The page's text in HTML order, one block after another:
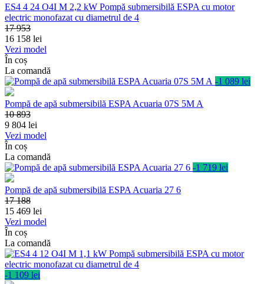
ES4 4 24 O4I M 2,2 kW Pompă submersibilă ESPA cu motor
electric monofazat cu diametrul de 4
17 953
16 158 lei
Vezi model
În coș
La comandă
-1 089 lei
Pompă de apă submersibilă ESPA Acuaria 07S 5M A
10 893
9 804 lei
Vezi model
În coș
La comandă
-1 719 lei
Pompă de apă submersibilă ESPA Acuaria 27 6
17 188
15 469 lei
Vezi model
În coș
La comandă
-1 109 lei